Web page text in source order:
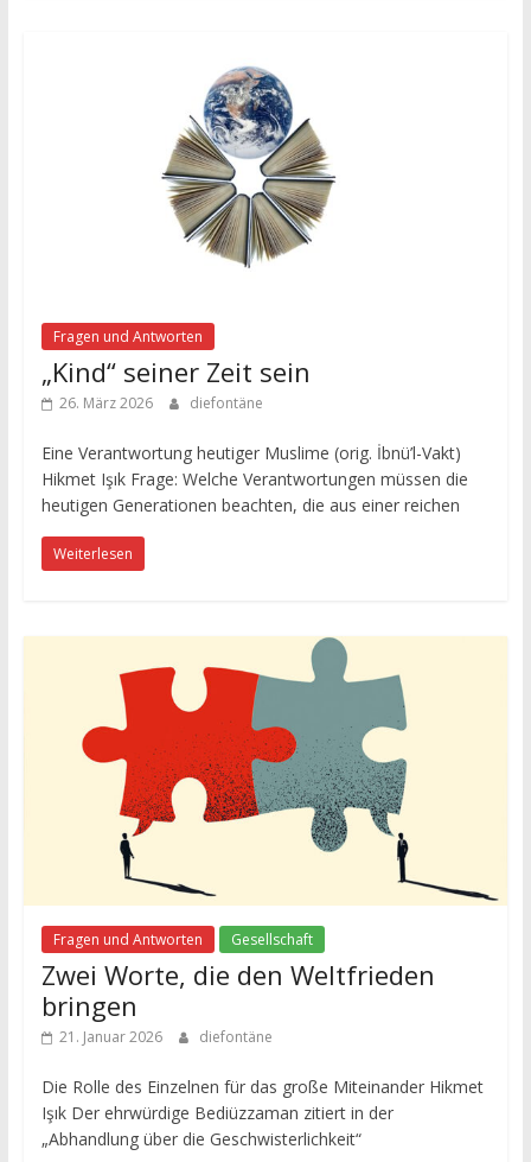
Fragen und Antworten
„Kind“ seiner Zeit sein
26. März 2026 diefontäne
Eine Verantwortung heutiger Muslime (orig. İbnü’l-Vakt)
Hikmet Işık Frage: Welche Verantwortungen müssen die
heutigen Generationen beachten, die aus einer reichen
Weiterlesen
Fragen und Antworten Gesellschaft
Zwei Worte, die den Weltfrieden
bringen
21. Januar 2026 diefontäne
Die Rolle des Einzelnen für das große Miteinander Hikmet
Işık Der ehrwürdige Bediüzzaman zitiert in der
„Abhandlung über die Geschwisterlichkeit“